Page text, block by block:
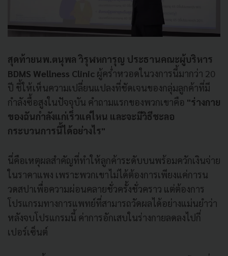
สุดท้ายนพ.ตนุพล วิรุฬหการุญ ประธานคณะผู้บริหาร
BDMS Wellness Clinic ผู้คร่ำหวอดในวงการนี้มากว่า 20
ปี ชี้ให้เห็นความเปลี่ยนแปลงที่ชัดเจนของกลุ่มลูกค้าที่มี
กำลังซื้อสูงในปัจจุบัน คำถามแรกของพวกเขาคือ "ร่างกาย
ของฉันกำลังแก่เร็วแค่ไหน และจะมีวิธีชะลอ
กระบวนการนี้ได้อย่างไร"
นี่คือเหตุผลสำคัญที่ทำให้ลูกค้าระดับบนพร้อมควักเงินจ่าย
ในราคาแพง เพราะพวกเขาไม่ได้ต้องการเพียงแค่การน
วดสปาเพื่อความผ่อนคลายชั่วครั้งชั่วคราว แต่ต้องการ
โปรแกรมทางการแพทย์ที่สามารถวัดผลได้อย่างแม่นยำว่า
หลังจบโปรแกรมนี้ ค่าการอักเสบในร่างกายลดลงไปกี่
เปอร์เซ็นต์